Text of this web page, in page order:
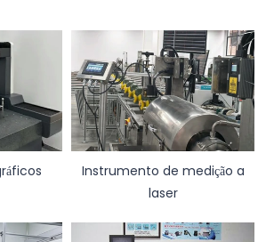
Instrumento de medição a
laser